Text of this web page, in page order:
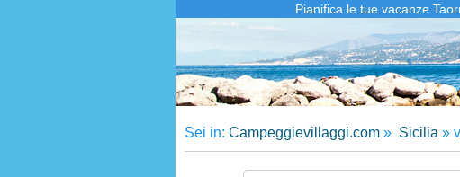
Pianifica le tue vacanze
Sei in: Campeggievillaggi.com» Sicilia »